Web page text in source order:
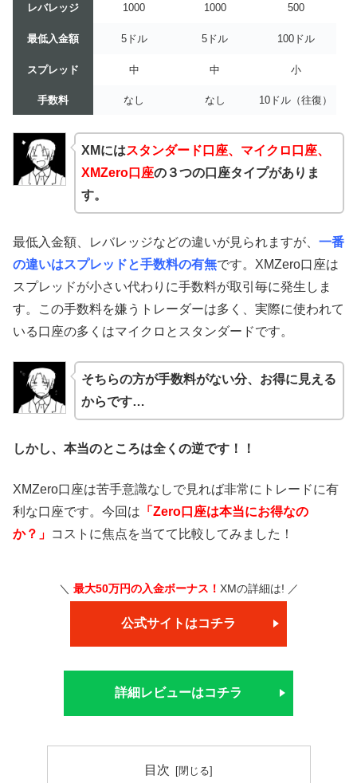
レバレッジ 1000 1000 500
最低入金額 5ドル 5ドル 100ドル
スプレッド 中 中 小
手数料 なし なし 10ドル（往復）
XMにはスタンダード口座、マイクロ口座、
XMZero口座の３つの口座タイプがありま
す。
最低入金額、レバレッジなどの違いが見られますが、 一番
の違いはスプレッドと手数料の有無です。XMZero口座は
スプレッドが小さい代わりに手数料が取引毎に発生しま
す。この手数料を嫌うトレーダーは多く、実際に使われて
いる口座の多くはマイクロとスタンダードです。
そちらの方が手数料がない分、お得に見える
からです…
しかし、本当のところは全くの逆です！！
XMZero口座は苦手意識なしで見れば非常にトレードに有
利な口座です。今回は 「Zero口座は本当にお得なの
か？」 コストに焦点を当てて比較してみました！
＼ 最大50万円の入金ボーナス！ XMの詳細は! ／
公式サイトはコチラ
詳細レビューはコチラ
目次